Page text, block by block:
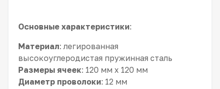
Основные характеристики:
Материал: легированная
высокоуглеродистая пружинная сталь
Размеры ячеек: 120 мм x 120 мм
Диаметр проволоки: 12 мм